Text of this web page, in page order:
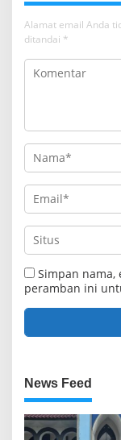
Alamat email Anda
ditandai *
Simpan nama,
peramban ini
News Feed